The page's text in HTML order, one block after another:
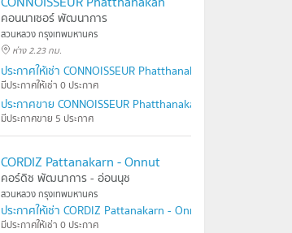
คอนนาเซอร์ พัฒนาการ
สวนหลวง กรุงเทพมหานคร
ห่าง 2.23 กม.
ประกาศให้เช่า CONNOISSEUR Phatthanakan
มีประกาศให้เช่า 0 ประกาศ
ประกาศขาย CONNOISSEUR Phatthanakan
มีประกาศขาย 5 ประกาศ
CORDIZ Pattanakarn - Onnut
คอร์ดิซ พัฒนาการ - อ่อนนุช
สวนหลวง กรุงเทพมหานคร
ประกาศให้เช่า CORDIZ Pattanakarn - Onnut
มีประกาศให้เช่า 0 ประกาศ